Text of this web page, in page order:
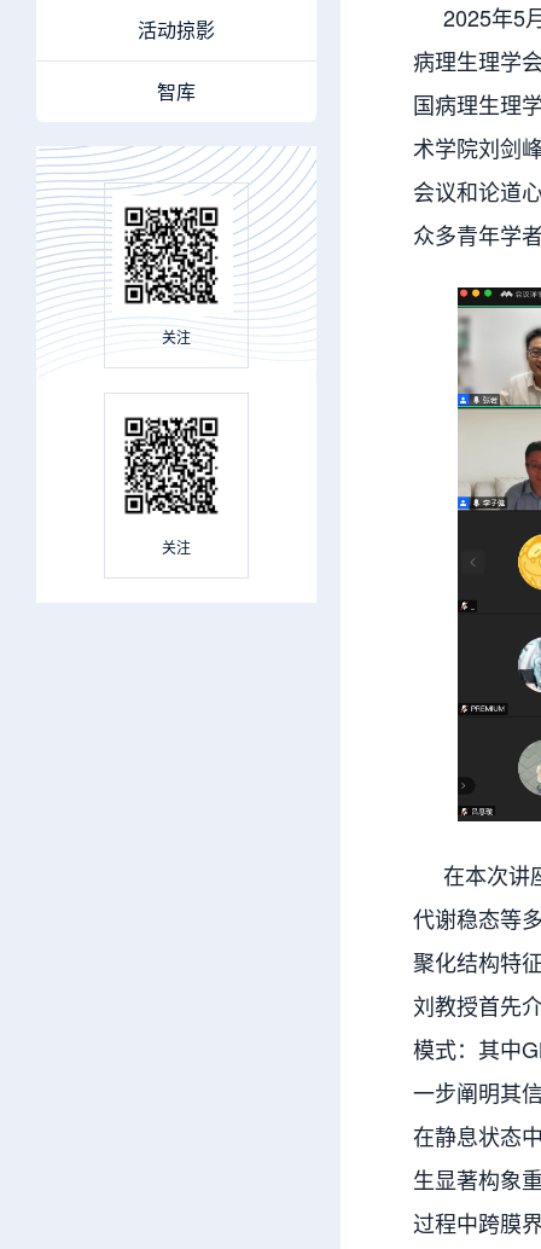
活动掠影
智库
关注
关注
2025年5
病理生理学
国病理生理
术学院刘剑
会议和论道
众多青年学
在本次讲
代谢稳态等
聚化结构特
刘教授首先
模式：其中
一步阐明其
在静息状态
生显著构象
过程中跨膜